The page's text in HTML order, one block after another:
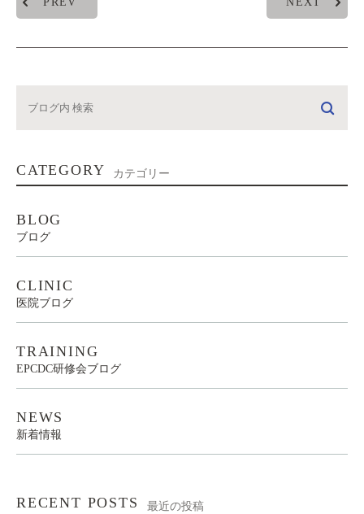
CATEGORY カテゴリー
BLOG
ブログ
CLINIC
医院ブログ
TRAINING
EPCDC研修会ブログ
NEWS
新着情報
RECENT POSTS 最近の投稿